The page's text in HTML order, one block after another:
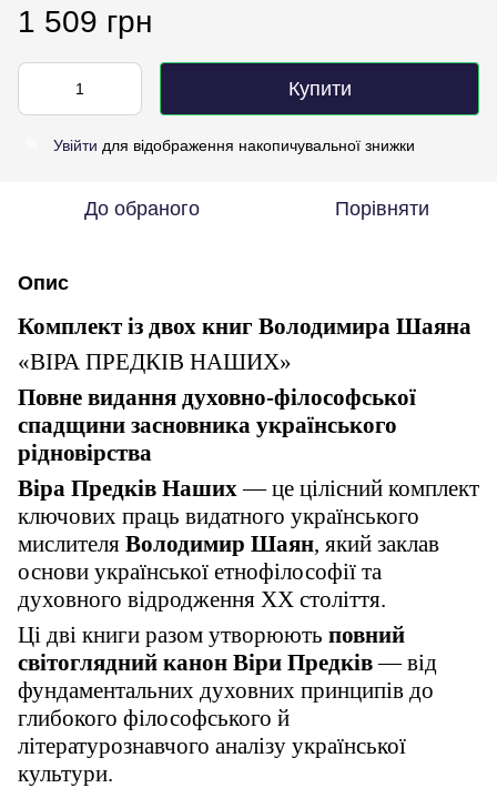
1 509 грн
Купити
Увійти для відображення накопичувальної знижки
До обраного Порівняти
Опис
Комплект із двох книг Володимира Шаяна
«ВІРА ПРЕДКІВ НАШИХ»
Повне видання духовно-філософської
спадщини засновника українського
рідновірства
Віра Предків Наших — це цілісний комплект
ключових праць видатного українського
мислителя Володимир Шаян, який заклав
основи української етнофілософії та
духовного відродження ХХ століття.
Ці дві книги разом утворюють повний
світоглядний канон Віри Предків— від
фундаментальних духовних принципів до
глибокого філософського й
літературознавчого аналізу української
культури.